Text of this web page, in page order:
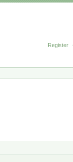
Register